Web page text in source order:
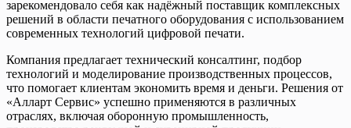
зарекомендовало себя как надёжный поставщик комплексных
решений в области печатного оборудования с использованием
современных технологий цифровой печати.
Компания предлагает технический консалтинг, подбор
технологий и моделирование производственных процессов,
что помогает клиентам экономить время и деньги. Решения от
«Алларт Сервис» успешно применяются в различных
отраслях, включая оборонную промышленность,